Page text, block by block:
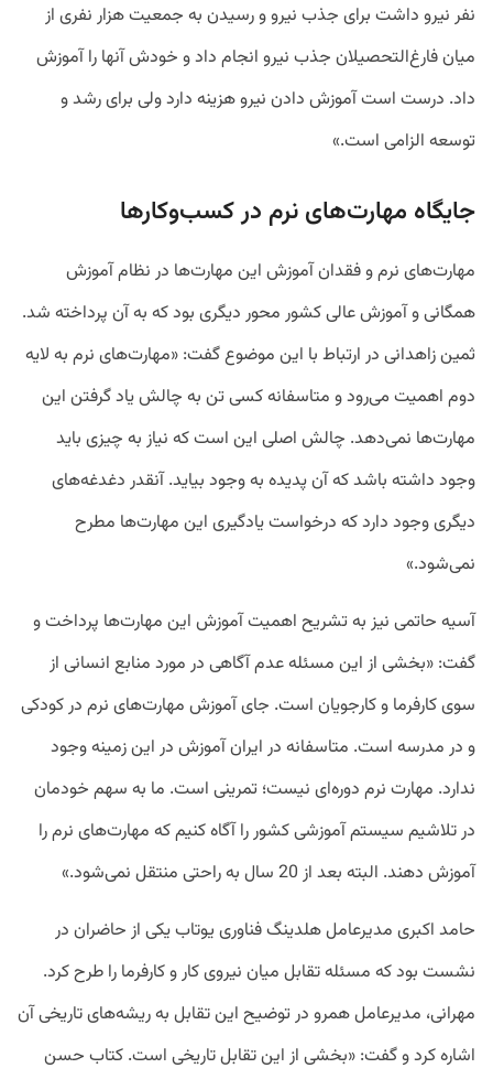
نفر نیرو داشت برای جذب نیرو و رسیدن به جمعیت هزار نفری از
میان فارغ‌التحصیلان جذب نیرو انجام داد و خودش آنها را آموزش
داد. درست است آموزش دادن نیرو هزینه دارد ولی برای رشد و
توسعه الزامی است.»
جایگاه مهارت‌های نرم در کسب‌وکارها
مهارت‌های نرم و فقدان آموزش این مهارت‌ها در نظام آموزش
همگانی و آموزش عالی کشور محور دیگری بود که به آن پرداخته شد.
ثمین زاهدانی در ارتباط با این موضوع گفت: «مهارت‌های نرم به لایه
دوم اهمیت می‌رود و متاسفانه کسی تن به چالش یاد گرفتن این
مهارت‌ها نمی‌دهد. چالش اصلی این است که نیاز به چیزی باید
وجود داشته باشد که آن پدیده به وجود بیاید. آنقدر دغدغه‌های
دیگری وجود دارد که درخواست یادگیری این مهارت‌‌ها مطرح
نمی‌شود.»
آسیه حاتمی نیز به تشریح اهمیت آموزش این مهارت‌‌ها پرداخت و
گفت: «بخشی از این مسئله عدم آگاهی در مورد منابع انسانی از
سوی کارفرما و کارجویان است. جای آموزش مهارت‌های نرم در کودکی
و در مدرسه است. متاسفانه در ایران آموزش در این زمینه وجود
ندارد. مهارت نرم دوره‌‌ای نیست؛ تمرینی است. ما به سهم خودمان
در تلاشیم سیستم آموزشی کشور را آگاه کنیم که مهارت‌‌های نرم را
آموزش دهند. البته بعد از 20 سال به راحتی منتقل نمی‌شود.»
حامد اکبری مدیرعامل هلدینگ فناوری یوتاب یکی از حاضران در
نشست بود که مسئله تقابل میان نیروی کار و کارفرما را طرح کرد.
مهرانی، مدیرعامل همرو در توضیح این تقابل به ریشه‌های تاریخی آن
اشاره کرد و گفت: «بخشی از این تقابل تاریخی است. کتاب حسن